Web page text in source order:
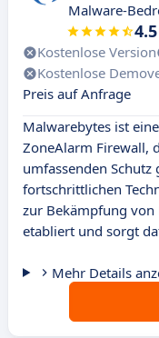
Malware-
4.5
Kostenlose Version
Kostenlose
Preis auf Anfrage
Malwarebytes ist
ZoneAlarm Firewall,
umfassenden
fortschrittlichen
zur Bekämpfung
etabliert und sorgt
Mehr Details